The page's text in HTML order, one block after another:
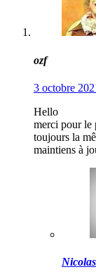
ozf
3 octobre
Hello
merci pour le
toujours la
maintiens à
Nicolas